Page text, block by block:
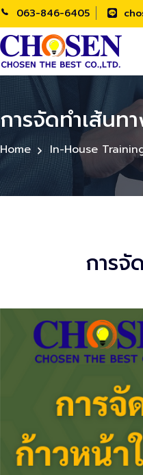
063-846-6405
การจัดทำเส้นท
Home In-House
การจั